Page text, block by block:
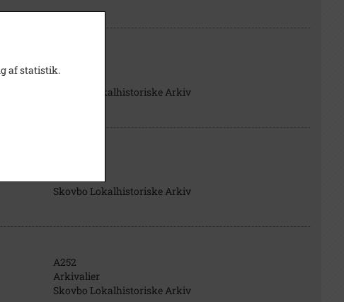
A248
Arkivalier
Skovbo Lokalhistoriske Arkiv
Skovbo Lokalhistoriske Arkiv
A252
Arkivalier
Skovbo Lokalhistoriske Arkiv
af statistik.